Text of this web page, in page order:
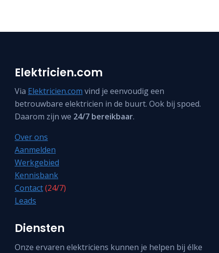
Elektricien.com
Via Elektricien.com vind je eenvoudig een
betrouwbare elektricien in de buurt. Ook bij spoed.
Daarom zijn we 24/7 bereikbaar.
Over ons
Aanmelden
Werkgebied
Kennisbank
Contact(24/7)
Leads
Diensten
Onze ervaren elektriciens kunnen je helpen bij élke